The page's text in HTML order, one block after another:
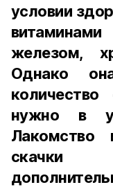
условии
железом,
Однако
нужно в
Лакомство
скачки